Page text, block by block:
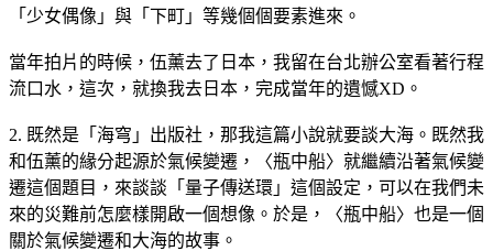
「少女偶像」與「下町」等幾個個要素進來。
當年拍片的時候，伍薰去了日本，我留在台北辦公室看著行程
流口水，這次，就換我去日本，完成當年的遺憾XD。
2. 既然是「海穹」出版社，那我這篇小說就要談大海。既然我
和伍薰的緣分起源於氣候變遷，〈瓶中船〉就繼續沿著氣候變
遷這個題目，來談談「量子傳送環」這個設定，可以在我們未
來的災難前怎麼樣開啟一個想像。於是，〈瓶中船〉也是一個
關於氣候變遷和大海的故事。